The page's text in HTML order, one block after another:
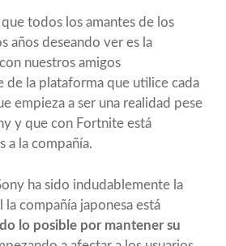
todos los amantes de los
años deseando ver es la
nuestros amigos
de la plataforma que utilice cada
empieza a ser una realidad pese
y que con Fortnite está
a la compañía.
ha sido indudablemente la
la compañía japonesa está
lo posible por mantener su